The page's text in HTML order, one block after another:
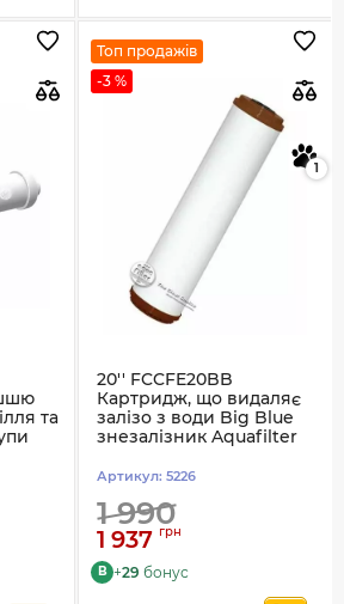
та
Топ продажів
-3 %
1
20'' FCCFE20BB
Картридж, що видаляє
залізо з води Big Blue
знезалізник Aquafilter
Артикул: 5226
1 990
1 937 грн
B +29 бонус